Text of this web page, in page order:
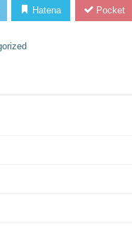
Hatena Pocket